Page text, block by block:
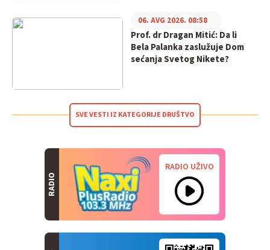
Prof. dr Dragan Mitić: Da li
Bela Palanka zaslužuje Dom
sećanja Svetog Nikete?
06. AVG 2026. 08:58
SVE VESTI IZ KATEGORIJE DRUŠTVO
RADIO
RADIO UŽIVO